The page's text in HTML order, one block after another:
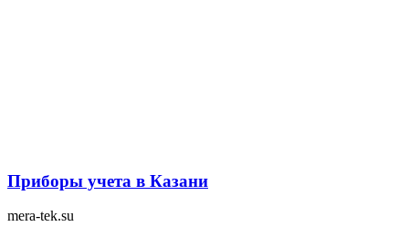
Приборы учета в Казани
mera-tek.su